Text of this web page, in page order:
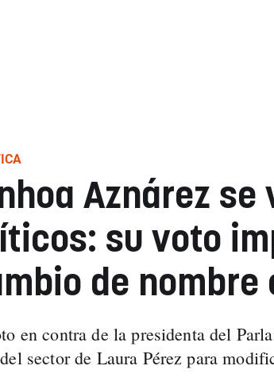
Aznárez se
su voto
de nombre
en contra de la presidenta del
sector de Laura Pérez para